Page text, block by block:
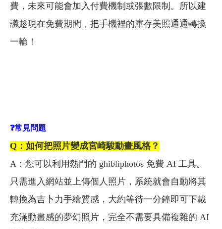
費，未來可能會加入付費機制或張數限制。所以建
議趁現在免費期間，把手機裡的庫存美照通通轉換
一輪！
❓常見問題
Q ：如何把照片變成宮崎駿動畫風格？
A：您可以利用熱門的 ghibliphotos 免費 AI 工具。
只需進入網站並上傳個人照片，系統就會自動將其
轉換為吉卜力手繪質感，大約等待一分鐘即可下載
充滿動畫感的夢幻照片，完全不需要具備複雜的 AI